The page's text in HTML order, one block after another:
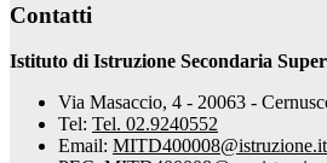
Contatti
Istituto di Istruzione Secondaria
Via Masaccio, 4 - 20063 -
Tel: Tel. 02.9240552
Email: MITD400008@istruzione.it